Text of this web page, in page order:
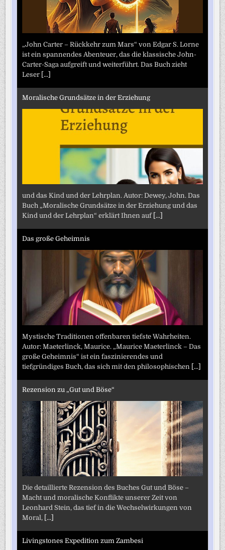
„John Carter – Rückkehr zum Mars“ von Edgar S. Lorne
ist ein spannendes Abenteuer, das die klassische John-
Carter-Saga aufgreift und weiterführt. Das Buch zieht
Leser [...]
Moralische Grundsätze in der Erziehung
und das Kind und der Lehrplan. Autor: Dewey, John. Das
Buch „Moralische Grundsätze in der Erziehung und das
Kind und der Lehrplan“ erklärt Ihnen auf [...]
Das große Geheimnis
Mystische Traditionen offenbaren tiefste Wahrheiten.
Autor: Maeterlinck, Maurice. „Maurice Maeterlinck – Das
große Geheimnis“ ist ein faszinierendes und
tiefgründiges Buch, das sich mit den philosophischen [...]
Rezension zu „Gut und Böse“
Die detaillierte Rezension des Buches Gut und Böse –
Macht und moralische Konflikte unserer Zeit von
Leonhard Stein, das tief in die Wechselwirkungen von
Moral, [...]
Livingstones Expedition zum Zambesi